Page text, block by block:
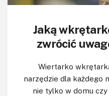
Jaką
zwrócić
Wiertarko
narzędzie dla każdego
nie tylko w domu